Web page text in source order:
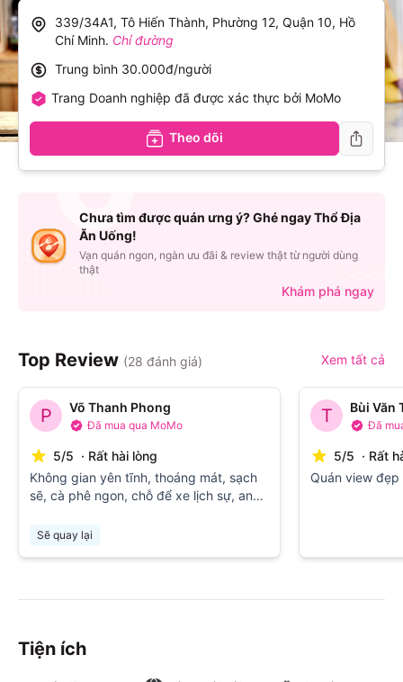
Top Review (28 đánh giá) Xem tất cả
P Võ Thanh Phong
Đã mua qua MoMo
5/5 · Rất hài lòng
Không gian yên tĩnh, thoáng mát, sạch
sẽ, cà phê ngon, chỗ để xe lịch sự, an
Sẽ quay lại
T Bùi Văn
Đã
5/5 · Rất
Quán view đẹp
Tiện ích
339/34A1, Tô Hiến Thành, Phường 12, Quận 10, Hồ
Chí Minh. Chỉ đường
Trung bình 30.000đ/người
Trang Doanh nghiệp đã được xác thực bởi MoMo
Theo dõi
Chưa tìm được quán ưng ý? Ghé ngay Thổ Địa
Ăn Uống!
Vạn quán ngon, ngàn ưu đãi & review thật từ người dùng
thật
Khám phá ngay